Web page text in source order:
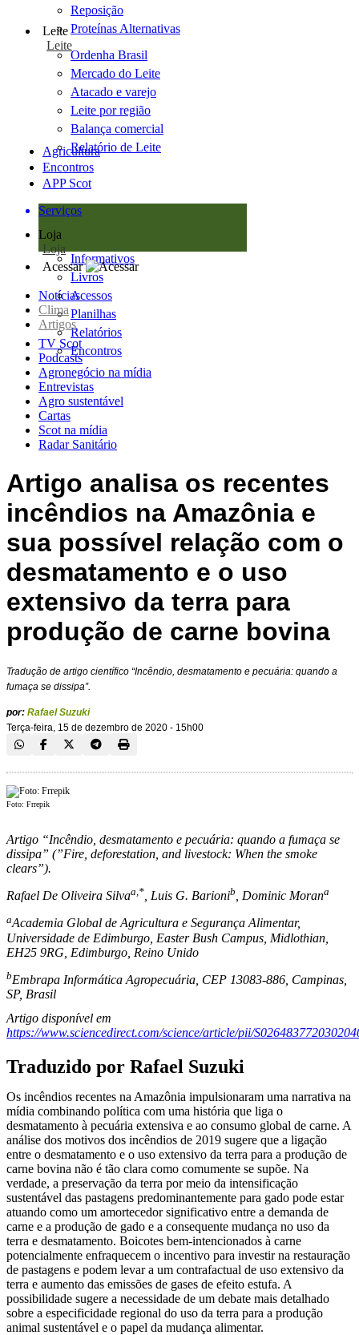
Reposição
Proteínas Alternativas
Leite
Leite
Ordenha Brasil
Mercado do Leite
Atacado e varejo
Leite por região
Balança comercial
Relatório de Leite
Agricultura
Encontros
APP Scot
Serviços
Loja
Loja
Informativos
Livros
Acessos
Planilhas
Relatórios
Encontros
Acessar
Notícias
Clima
Artigos
TV Scot
Podcasts
Agronegócio na mídia
Entrevistas
Agro sustentável
Cartas
Scot na mídia
Radar Sanitário
Artigo analisa os recentes
incêndios na Amazônia e
sua possível relação com o
desmatamento e o uso
extensivo da terra para
produção de carne bovina
Tradução de artigo científico “Incêndio, desmatamento e pecuária: quando a
fumaça se dissipa”.
por: Rafael Suzuki
Terça-feira, 15 de dezembro de 2020 - 15h00
Foto: Frrepik
Artigo “Incêndio, desmatamento e pecuária: quando a fumaça se
dissipa” (”Fire, deforestation, and livestock: When the smoke
clears”).
Rafael De Oliveira Silvaa,* , Luis G. Barionib , Dominic Morana
aAcademia Global de Agricultura e Segurança Alimentar,
Universidade de Edimburgo, Easter Bush Campus, Midlothian,
EH25 9RG, Edimburgo, Reino Unido
bEmbrapa Informática Agropecuária, CEP 13083-886, Campinas,
SP, Brasil
Artigo disponível em
https://www.sciencedirect.com/science/article/pii/
Traduzido por Rafael Suzuki
Os incêndios recentes na Amazônia impulsionaram uma narrativa na
mídia combinando política com uma história que liga o
desmatamento à pecuária extensiva e ao consumo global de carne. A
análise dos motivos dos incêndios de 2019 sugere que a ligação
entre o desmatamento e o uso extensivo da terra para a produção de
carne bovina não é tão clara como comumente se supõe. Na
verdade, a preservação da terra por meio da intensificação
sustentável das pastagens predominantemente para gado pode estar
atuando como um amortecedor significativo entre a demanda de
carne e a produção de gado e a consequente mudança no uso da
terra e desmatamento. Boicotes bem-intencionados à carne
potencialmente enfraquecem o incentivo para investir na restauração
de pastagens e podem levar a um contrafactual de uso extensivo da
terra e aumento das emissões de gases de efeito estufa. A
possibilidade sugere a necessidade de um debate mais detalhado
sobre a especificidade regional do uso da terra para a produção
animal sustentável e o papel da mudança alimentar.